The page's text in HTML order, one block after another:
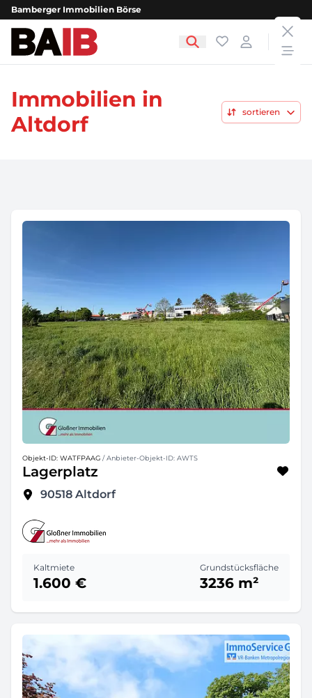
Bamberger Immobilien Börse
Bamberger Immobilien Börse Favoriten
Login
Immobilien in
Altdorf
sortieren
Objekt-ID: WATFPAAG / Anbieter-Objekt-ID: AWTS
Lagerplatz
90518 Altdorf
Kaltmiete
1.600 €
Grundstücksfläche
3236 m²